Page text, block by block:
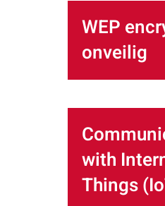
WEP
onveilig
with
Things